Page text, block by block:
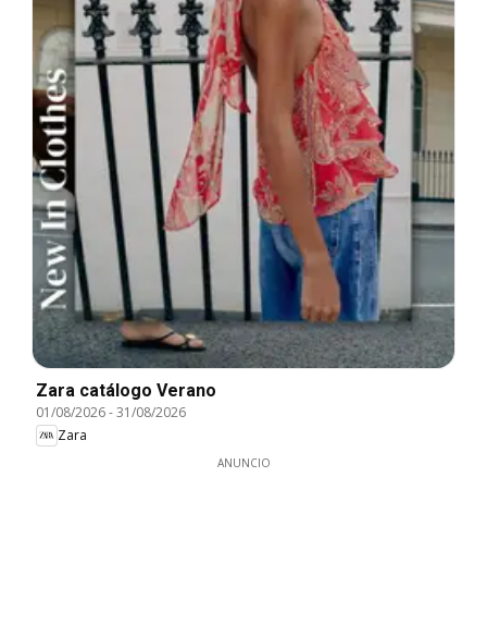
Zara catálogo Verano
01/08/2026-31/08/2026
Zara
ANUNCIO